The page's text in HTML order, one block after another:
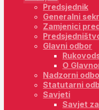
Predsjednik
Generalni
Zamjenici
Glavni odbor
O
Nadzorni
Statutarni
Savjeti
Savjet